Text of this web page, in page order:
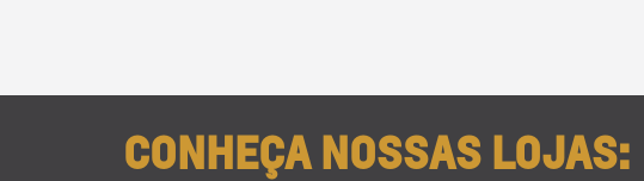
CONHEÇA NOSSAS LOJAS: